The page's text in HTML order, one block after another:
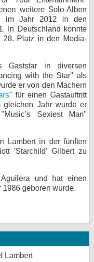
weitere Solo-Alben
im Jahr 2012 in den
In Deutschland konnte
28. Platz in den Media-
Gaststar in diversen
with the Star" als
er von den Machern
" für einen Gastauftritt
gleichen Jahr wurde er
Sexiest Man"
Lambert in der fünften
'Starchild' Gilbert zu
und hat einen
geboren wurde.
Lambert